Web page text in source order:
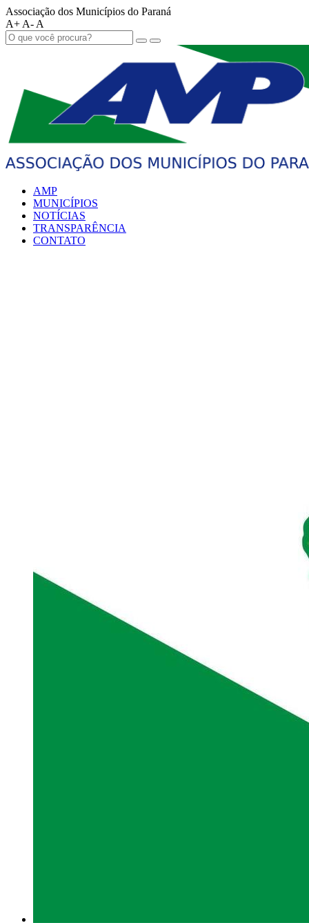
Associação dos Municípios do Paraná
A+ A- A
AMP
MUNICÍPIOS
NOTÍCIAS
TRANSPARÊNCIA
CONTATO